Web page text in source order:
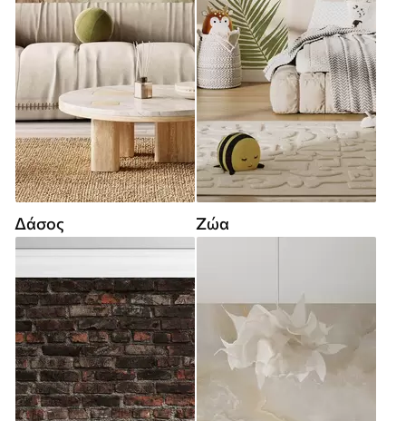
Δάσος Ζώα